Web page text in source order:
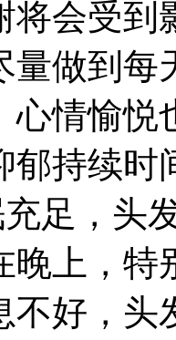
将会受
量做到每
心情愉
郁持续时
足，头
晚上，特
不好，头